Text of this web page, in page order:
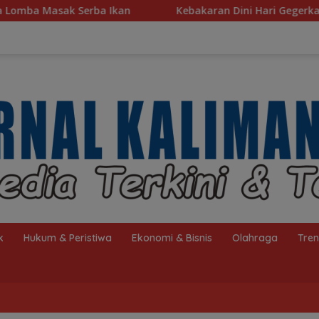
Kebakaran Dini Hari Gegerkan Warga Kelayan B,
Hukum & Peristiwa Ekonomi & Bisnis Olahraga